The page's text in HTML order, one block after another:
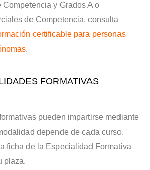
Competencia y Grados A o
de Competencia, consulta
certificable para personas
.
FORMATIVAS
pueden impartirse mediante
depende de cada curso.
ficha de la Especialidad Formativa
plaza.